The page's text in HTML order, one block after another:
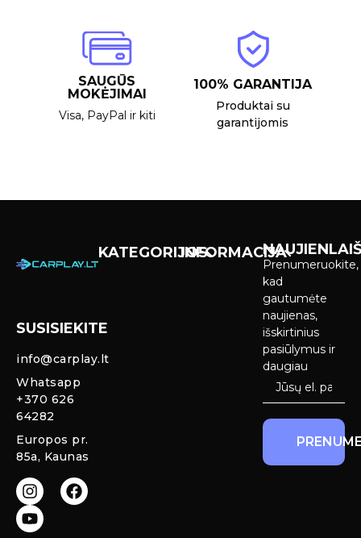
SAUGŪS
MOKĖJIMAI
Visa, PayPal ir kiti
100% GARANTIJA
Produktai su
garantijomis
SUSISIEKITE
info@carplay.lt
Whatsapp
+370 626
64282
Europos pr.
85a, Kaunas
KATEGORIJOS
galinio vaizdo
INFORMACIJA
Prenumeruokite,
kad
gautumėte
naujienas,
išskirtinius
pasiūlymus ir
daugiau